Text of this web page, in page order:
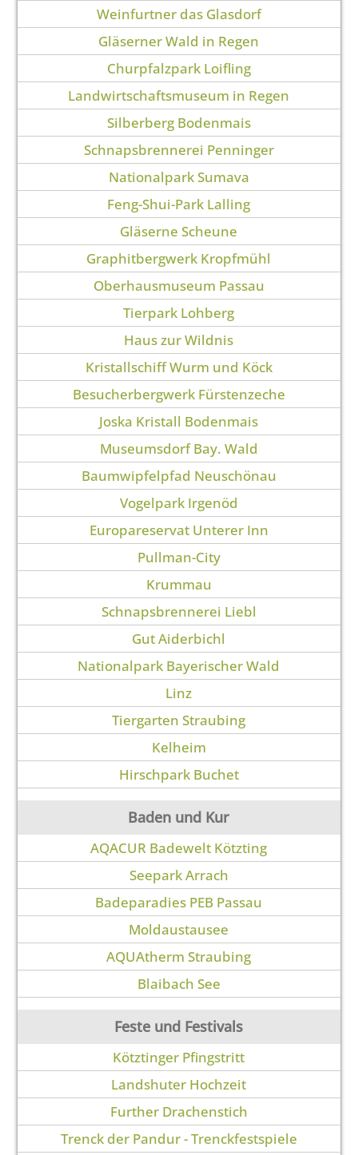
Weinfurtner das Glasdorf
Gläserner Wald in Regen
Churpfalzpark Loifling
Landwirtschaftsmuseum in Regen
Silberberg Bodenmais
Schnapsbrennerei Penninger
Nationalpark Sumava
Feng-Shui-Park Lalling
Gläserne Scheune
Graphitbergwerk Kropfmühl
Oberhausmuseum Passau
Tierpark Lohberg
Haus zur Wildnis
Kristallschiff Wurm und Köck
Besucherbergwerk Fürstenzeche
Joska Kristall Bodenmais
Museumsdorf Bay. Wald
Baumwipfelpfad Neuschönau
Vogelpark Irgenöd
Europareservat Unterer Inn
Pullman-City
Krummau
Schnapsbrennerei Liebl
Gut Aiderbichl
Nationalpark Bayerischer Wald
Linz
Tiergarten Straubing
Kelheim
Hirschpark Buchet
Baden und Kur
AQACUR Badewelt Kötzting
Seepark Arrach
Badeparadies PEB Passau
Moldaustausee
AQUAtherm Straubing
Blaibach See
Feste und Festivals
Kötztinger Pfingstritt
Landshuter Hochzeit
Further Drachenstich
Trenck der Pandur - Trenckfestspiele